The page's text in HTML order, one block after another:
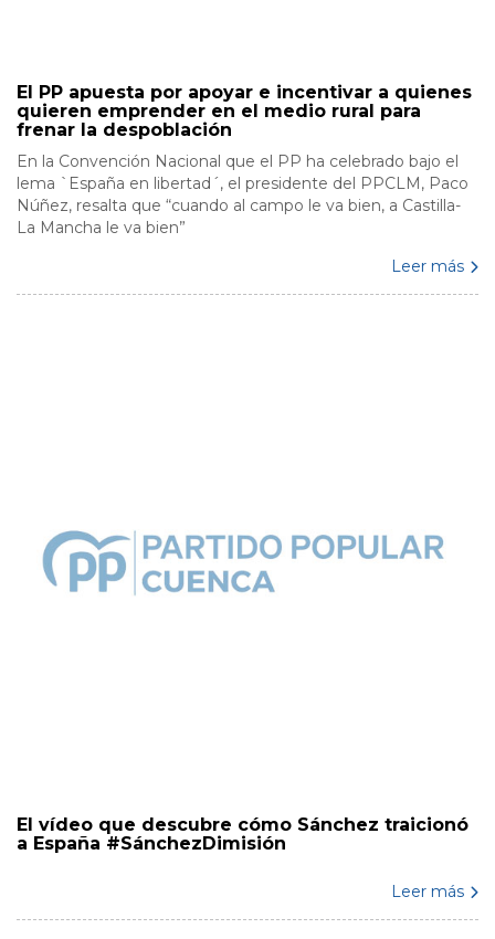
El PP apuesta por apoyar e incentivar a quienes
quieren emprender en el medio rural para
frenar la despoblación
En la Convención Nacional que el PP ha celebrado bajo el
lema `España en libertad´, el presidente del PPCLM, Paco
Núñez, resalta que “cuando al campo le va bien, a Castilla-
La Mancha le va bien”
Leer más
El vídeo que descubre cómo Sánchez traicionó
a España #SánchezDimisión
Leer más